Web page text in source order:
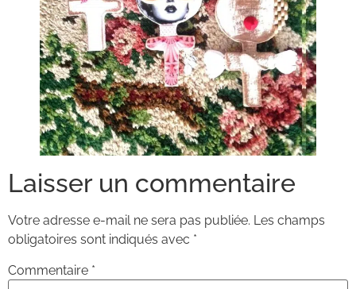
Laisser un commentaire
Votre adresse e-mail ne sera pas publiée. Les champs
obligatoires sont indiqués avec *
Commentaire *